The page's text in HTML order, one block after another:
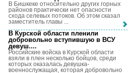
В Бишкеке относительно других горных
районов практически нет опасности
схода селевых потоков. Об этом сказал
заместитель главы ...
В Курской области пленили
добровольно вступившую в ВСУ
девуш....
Российские войска в Курской области
взяли в плен несколько бойцов, среди
которых оказалась девушка-
военнослужащая, которая добровольно